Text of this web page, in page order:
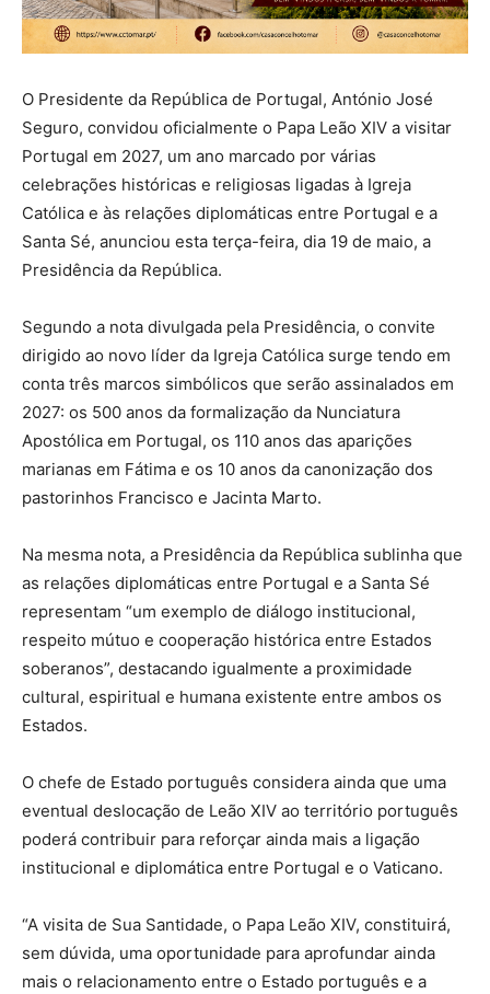
O Presidente da República de Portugal, António José
Seguro, convidou oficialmente o Papa Leão XIV a visitar
Portugal em 2027, um ano marcado por várias
celebrações históricas e religiosas ligadas à Igreja
Católica e às relações diplomáticas entre Portugal e a
Santa Sé, anunciou esta terça-feira, dia 19 de maio, a
Presidência da República.
Segundo a nota divulgada pela Presidência, o convite
dirigido ao novo líder da Igreja Católica surge tendo em
conta três marcos simbólicos que serão assinalados em
2027: os 500 anos da formalização da Nunciatura
Apostólica em Portugal, os 110 anos das aparições
marianas em Fátima e os 10 anos da canonização dos
pastorinhos Francisco e Jacinta Marto.
Na mesma nota, a Presidência da República sublinha que
as relações diplomáticas entre Portugal e a Santa Sé
representam “um exemplo de diálogo institucional,
respeito mútuo e cooperação histórica entre Estados
soberanos”, destacando igualmente a proximidade
cultural, espiritual e humana existente entre ambos os
Estados.
O chefe de Estado português considera ainda que uma
eventual deslocação de Leão XIV ao território português
poderá contribuir para reforçar ainda mais a ligação
institucional e diplomática entre Portugal e o Vaticano.
“A visita de Sua Santidade, o Papa Leão XIV, constituirá,
sem dúvida, uma oportunidade para aprofundar ainda
mais o relacionamento entre o Estado português e a